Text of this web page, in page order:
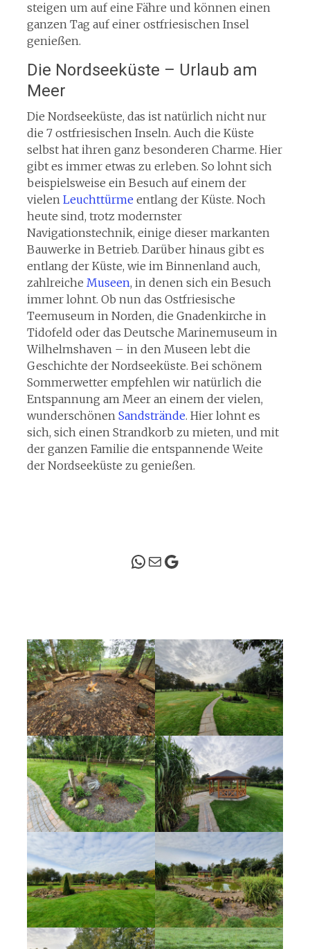
steigen um auf eine Fähre und können einen
ganzen Tag auf einer ostfriesischen Insel
genießen.
Die Nordseeküste – Urlaub am
Meer
Die Nordseeküste, das ist natürlich nicht nur
die 7 ostfriesischen Inseln. Auch die Küste
selbst hat ihren ganz besonderen Charme. Hier
gibt es immer etwas zu erleben. So lohnt sich
beispielsweise ein Besuch auf einem der
vielen Leuchttürme entlang der Küste. Noch
heute sind, trotz modernster
Navigationstechnik, einige dieser markanten
Bauwerke in Betrieb. Darüber hinaus gibt es
entlang der Küste, wie im Binnenland auch,
zahlreiche Museen, in denen sich ein Besuch
immer lohnt. Ob nun das Ostfriesische
Teemuseum in Norden, die Gnadenkirche in
Tidofeld oder das Deutsche Marinemuseum in
Wilhelmshaven – in den Museen lebt die
Geschichte der Nordseeküste. Bei schönem
Sommerwetter empfehlen wir natürlich die
Entspannung am Meer an einem der vielen,
wunderschönen Sandstrände. Hier lohnt es
sich, sich einen Strandkorb zu mieten, und mit
der ganzen Familie die entspannende Weite
der Nordseeküste zu genießen.
WhatsApp
MailGoogle